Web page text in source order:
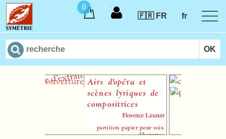
0
🇫🇷 FR
fr
Airs d’opéra et
scènes lyriques de
compositrices
Florence Launay
partition papier pour voix
d'hommes